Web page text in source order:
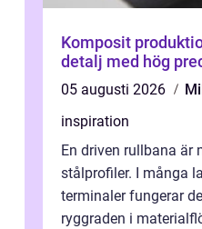
Komposit produktion från idé till
detalj med hög
05 augusti 2026
inspiration
En driven rullbana är
stålprofiler. I många
terminaler fungerar
ryggraden i